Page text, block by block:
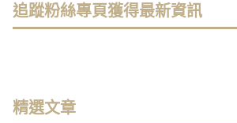
追蹤粉絲專頁獲得最新資訊
精選文章